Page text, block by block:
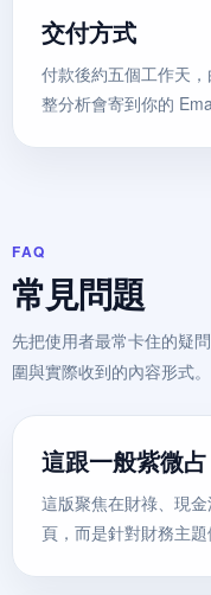
交付方式
付款後約五個工作天
整分析會寄到你的
FAQ
常見問題
先把使用者最常卡住的疑
圍與實際收到的內容形式。
這跟一般紫微
這版聚焦在財祿、現
頁，而是針對財務主題